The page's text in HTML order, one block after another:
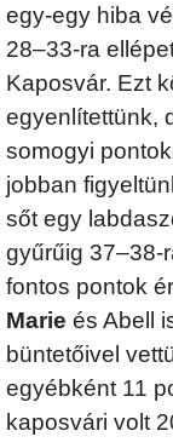
egy-egy hiba
28–33-ra
Kaposvár. Ezt
egyenlítettünk,
somogyi
jobban
sőt egy
gyűrűig 37–38-
fontos pontok
Marie és Abell
büntetőivel
egyébként 11
kaposvári volt